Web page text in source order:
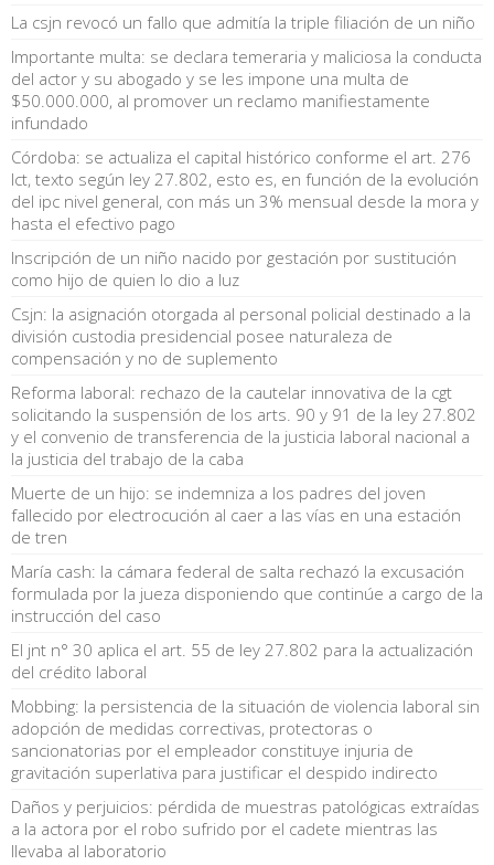
La csjn revocó un fallo que admitía la triple filiación de un niño
Importante multa: se declara temeraria y maliciosa la conducta
del actor y su abogado y se les impone una multa de
$50.000.000, al promover un reclamo manifiestamente
infundado
Córdoba: se actualiza el capital histórico conforme el art. 276
lct, texto según ley 27.802, esto es, en función de la evolución
del ipc nivel general, con más un 3% mensual desde la mora y
hasta el efectivo pago
Inscripción de un niño nacido por gestación por sustitución
como hijo de quien lo dio a luz
Csjn: la asignación otorgada al personal policial destinado a la
división custodia presidencial posee naturaleza de
compensación y no de suplemento
Reforma laboral: rechazo de la cautelar innovativa de la cgt
solicitando la suspensión de los arts. 90 y 91 de la ley 27.802
y el convenio de transferencia de la justicia laboral nacional a
la justicia del trabajo de la caba
Muerte de un hijo: se indemniza a los padres del joven
fallecido por electrocución al caer a las vías en una estación
de tren
María cash: la cámara federal de salta rechazó la excusación
formulada por la jueza disponiendo que continúe a cargo de la
instrucción del caso
El jnt n° 30 aplica el art. 55 de ley 27.802 para la actualización
del crédito laboral
Mobbing: la persistencia de la situación de violencia laboral sin
adopción de medidas correctivas, protectoras o
sancionatorias por el empleador constituye injuria de
gravitación superlativa para justificar el despido indirecto
Daños y perjuicios: pérdida de muestras patológicas extraídas
a la actora por el robo sufrido por el cadete mientras las
llevaba al laboratorio